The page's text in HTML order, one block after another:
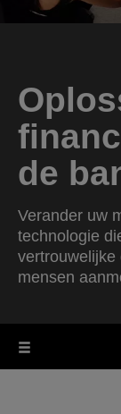
de
Verander uw
technologie
vertrouwelijke
mensen